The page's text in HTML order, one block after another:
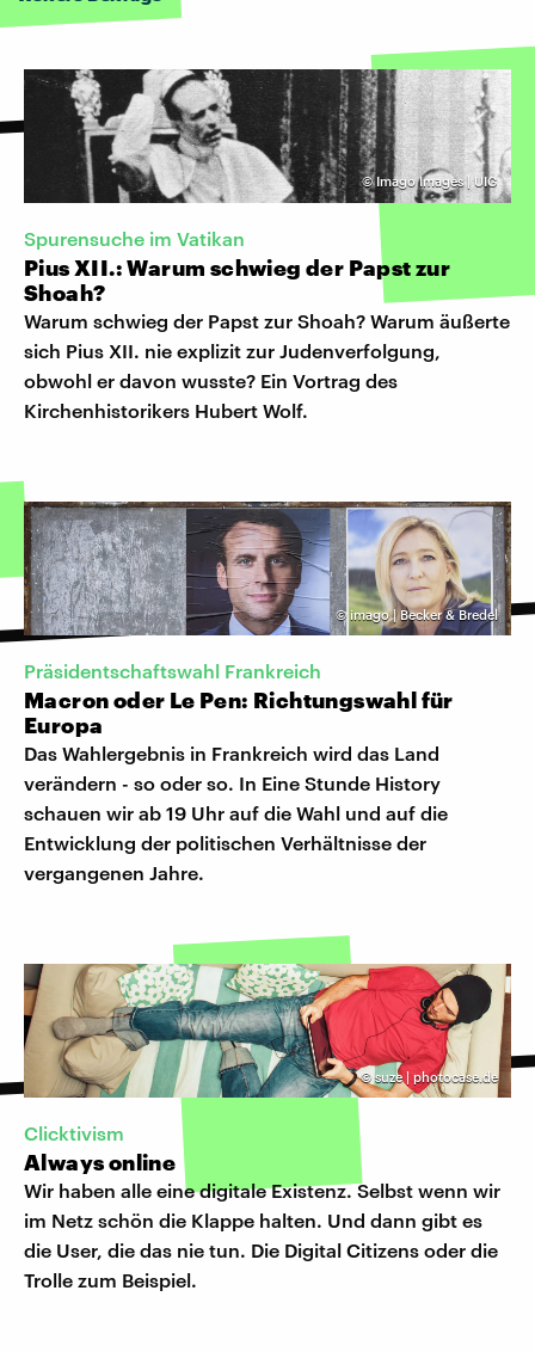
©Imago Images | UIG
Spurensuche im Vatikan
Pius XII.: Warum schwieg der Papst zur
Shoah?
Warum schwieg der Papst zur Shoah? Warum äußerte
sich Pius XII. nie explizit zur Judenverfolgung,
obwohl er davon wusste? Ein Vortrag des
Kirchenhistorikers Hubert Wolf.
© imago | Becker & Bredel
Präsidentschaftswahl Frankreich
Macron oder Le Pen: Richtungswahl für
Europa
Das Wahlergebnis in Frankreich wird das Land
verändern - so oder so. In Eine Stunde History
schauen wir ab 19 Uhr auf die Wahl und auf die
Entwicklung der politischen Verhältnisse der
vergangenen Jahre.
©suze | photocase.de
Clicktivism
Always online
Wir haben alle eine digitale Existenz. Selbst wenn wir
im Netz schön die Klappe halten. Und dann gibt es
die User, die das nie tun. Die Digital Citizens oder die
Trolle zum Beispiel.